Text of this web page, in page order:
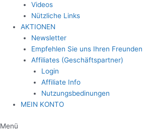
Videos
Nützliche Links
AKTIONEN
Newsletter
Empfehlen Sie uns Ihren Freunden
Affiliates (Geschäftspartner)
Login
Affiliate Info
Nutzungsbedinungen
MEIN KONTO
Menü